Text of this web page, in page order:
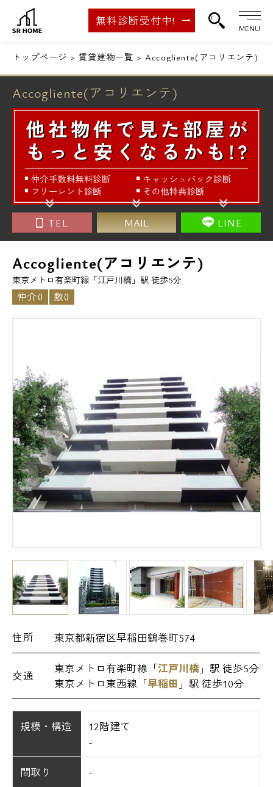
無料診断受付中!
MENU
トップページ 賃貸建物一覧 Accogliente(アコリエンテ)
Accogliente(アコリエンテ)
TEL MAIL LINE
Accogliente(アコリエンテ)
東京メトロ有楽町線「江戸川橋」駅 徒歩5分
仲介0 敷0
住所 東京都新宿区早稲田鶴巻町574
交通
東京メトロ有楽町線「江戸川橋 」駅 徒歩5分
東京メトロ東西線「早稲田 」駅 徒歩10分
規模・構造
12階建て
-
間取り -